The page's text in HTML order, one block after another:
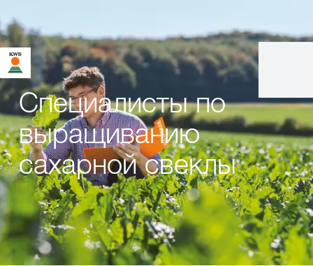
Специалисты по
выращиванию
сахарной свеклы